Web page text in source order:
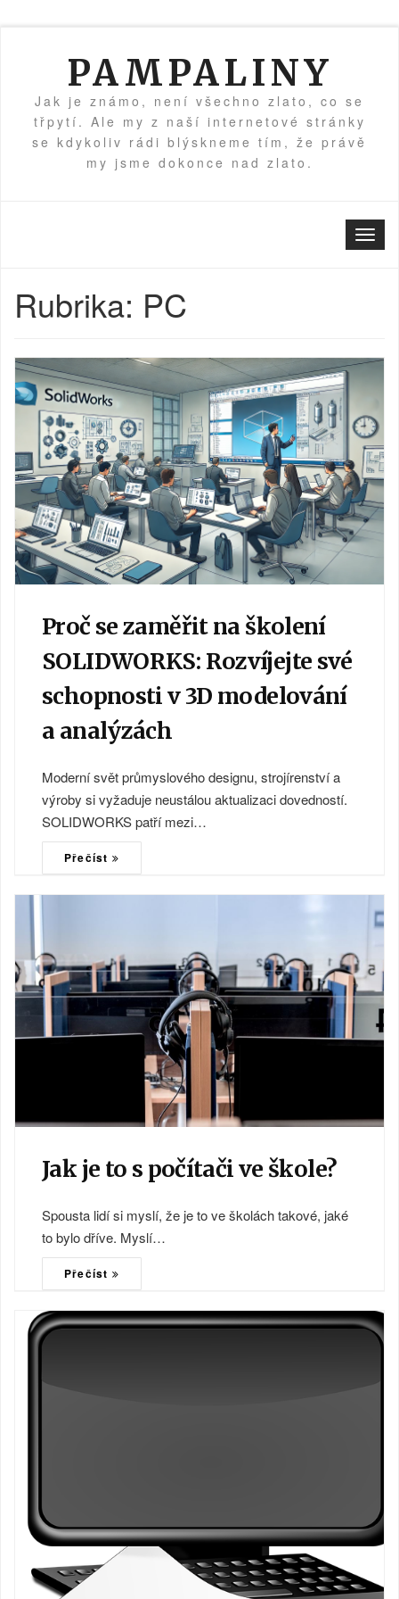
PAMPALINY
Jak je známo, není všechno zlato, co se
třpytí. Ale my z naší internetové stránky
se kdykoliv rádi blýskneme tím, že právě
my jsme dokonce nad zlato.
Rubrika: PC
Proč se zaměřit na školení
SOLIDWORKS: Rozvíjejte své
schopnosti v 3D modelování
a analýzách
Moderní svět průmyslového designu, strojírenství a
výroby si vyžaduje neustálou aktualizaci dovedností.
SOLIDWORKS patří mezi…
Přečíst
Jak je to s počítači ve škole?
Spousta lidí si myslí, že je to ve školách takové, jaké
to bylo dříve. Myslí…
Přečíst